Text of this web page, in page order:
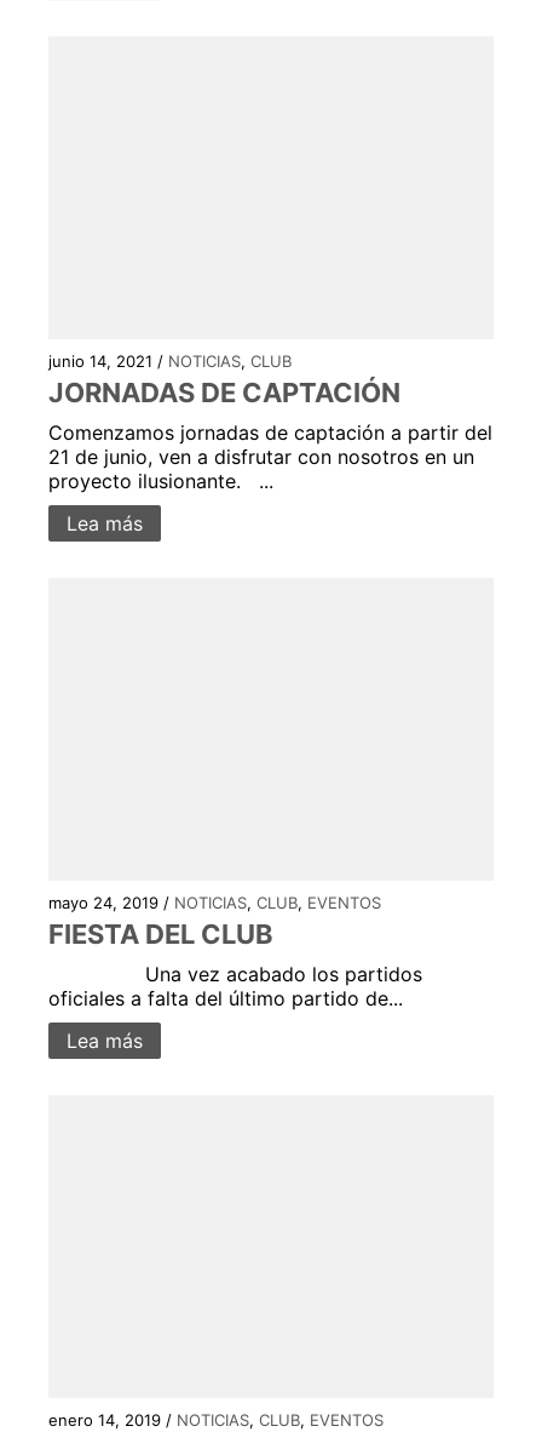
junio 14, 2021 / NOTICIAS,CLUB
JORNADAS DE CAPTACIÓN
Comenzamos jornadas de captación a partir del
21 de junio, ven a disfrutar con nosotros en un
proyecto ilusionante. ...
Lea más
mayo 24, 2019 / NOTICIAS,CLUB, EVENTOS
FIESTA DEL CLUB
Una vez acabado los partidos
oficiales a falta del último partido de...
Lea más
enero 14, 2019 / NOTICIAS,CLUB, EVENTOS